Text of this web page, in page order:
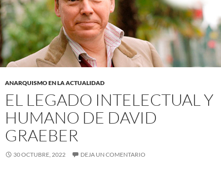
ANARQUISMO EN LA ACTUALIDAD
EL LEGADO INTELECTUAL Y
HUMANO DE DAVID
GRAEBER
30 OCTUBRE, 2022 DEJA UN COMENTARIO